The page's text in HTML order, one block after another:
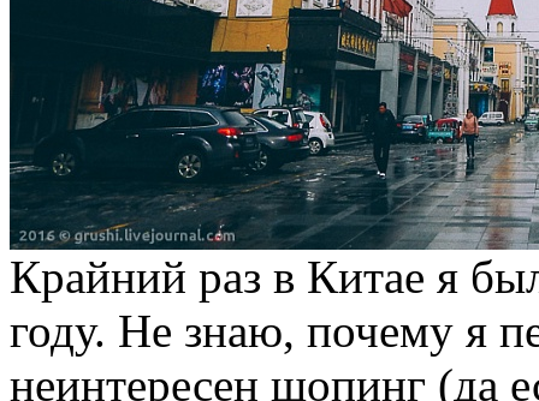
Крайний раз в Китае я
году. Не знаю, почему я
неинтересен шопинг (да